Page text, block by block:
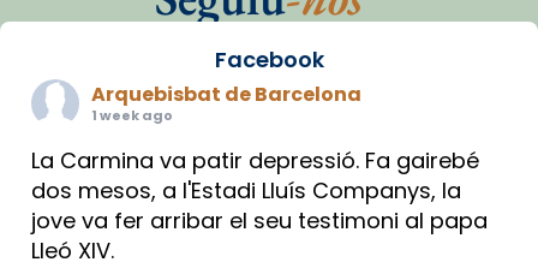
Facebook
Arquebisbat de Barcelona
1 week ago
La Carmina va patir depressió. Fa gairebé
dos mesos, a l'Estadi Lluís Companys, la
jove va fer arribar el seu testimoni al papa
Lleó XIV.